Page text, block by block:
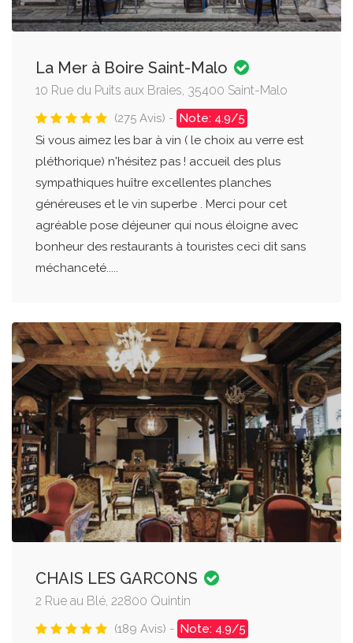
La Mer à Boire Saint-Malo
10 Rue du Puits aux Braies, 35400 Saint-Malo
(275 Avis) - Note: 4.9/5
Si vous aimez les bar à vin ( le choix au verre est
pléthorique) n'hésitez pas ! accueil des plus
sympathiques huître excellentes planches
généreuses et le vin superbe . Merci pour cet
agréable pose déjeuner qui nous éloigne avec
bonheur des restaurants à touristes ceci dit sans
méchanceté.....
CHAIS LES GARCONS
2 Rue au Blé, 22800 Quintin
(189 Avis) - Note: 4.9/5